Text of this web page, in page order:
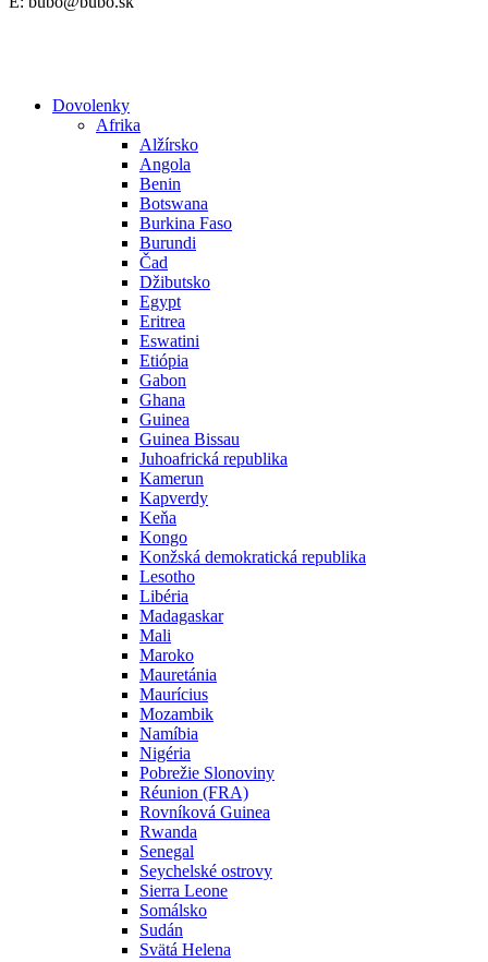
Dovolenky
Afrika
Alžírsko
Angola
Benin
Botswana
Burkina Faso
Burundi
Čad
Džibutsko
Egypt
Eritrea
Eswatini
Etiópia
Gabon
Ghana
Guinea
Guinea Bissau
Juhoafrická republika
Kamerun
Kapverdy
Keňa
Kongo
Konžská demokratická republika
Lesotho
Libéria
Madagaskar
Mali
Maroko
Mauretánia
Maurícius
Mozambik
Namíbia
Nigéria
Pobrežie Slonoviny
Réunion (FRA)
Rovníková Guinea
Rwanda
Senegal
Seychelské ostrovy
Sierra Leone
Somálsko
Sudán
Svätá Helena